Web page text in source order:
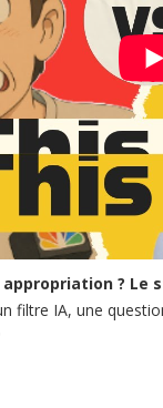
? Le
filtre IA, une